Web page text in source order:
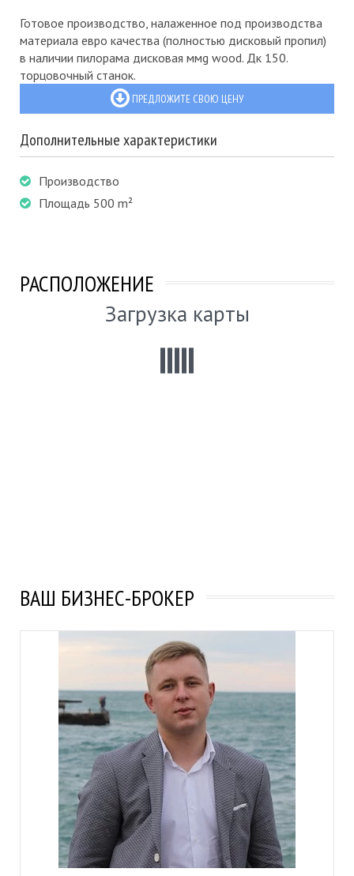
Готовое производство, налаженное под производства
материала евро качества (полностью дисковый пропил)
в наличии пилорама дисковая ммg wood. Дк 150.
торцовочный станок.
ПРЕДЛОЖИТЕ СВОЮ ЦЕНУ
Дополнительные характеристики
Производство
Площадь 500 m²
РАСПОЛОЖЕНИЕ
Загрузка карты
ВАШ БИЗНЕС-БРОКЕР